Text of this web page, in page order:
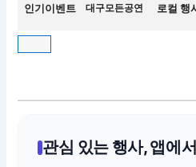
인기이벤트 대구모든공연 로컬 행
관심 있는 행사, 앱에